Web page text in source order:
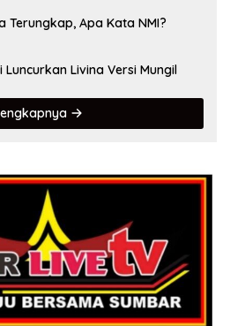
Terungkap, Apa Kata NMI?
Luncurkan Livina Versi Mungil